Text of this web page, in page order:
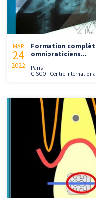
MAR
24
2022
Formation
omnipraticiens...
Paris
CISCO - Centre